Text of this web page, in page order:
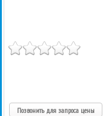
Позвонить для запроса цены